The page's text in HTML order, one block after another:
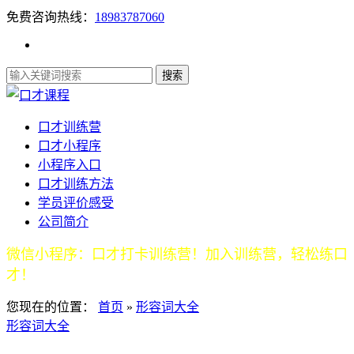
免费咨询热线： 18983787060
口才训练营
口才小程序
小程序入口
口才训练方法
学员评价感受
公司简介
微信小程序：口才打卡训练营！加入训练营，轻松练口
才！
您现在的位置： 首页 » 形容词大全
形容词大全